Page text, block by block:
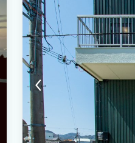
には珍しいカラオケもお楽しみ
かしい雰囲気が安心感を与えて
ンサイズなのでゆっくりとお